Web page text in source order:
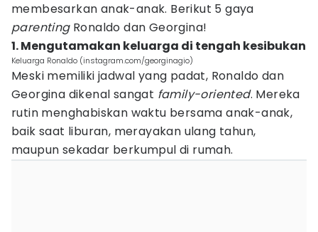
membesarkan anak-anak. Berikut 5 gaya
parentingRonaldo dan Georgina!
1. Mengutamakan keluarga di tengah kesibukan
Keluarga Ronaldo (instagram.com/georginagio)
Meski memiliki jadwal yang padat, Ronaldo dan
Georgina dikenal sangat family-oriented. Mereka
rutin menghabiskan waktu bersama anak-anak,
baik saat liburan, merayakan ulang tahun,
maupun sekadar berkumpul di rumah.